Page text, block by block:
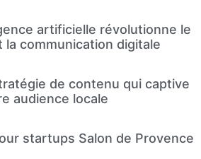
artificielle révolutionne le
la communication digitale
de contenu qui captive
audience locale
startups Salon de Provence